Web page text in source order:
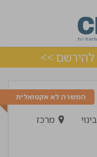
המשרה לא אקטואלית
בינוי מרכז